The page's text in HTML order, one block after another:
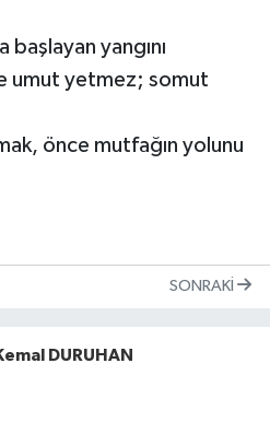
başlayan yangını
umut yetmez; somut
önce mutfağın yolunu
SONRAKI
DURUHAN